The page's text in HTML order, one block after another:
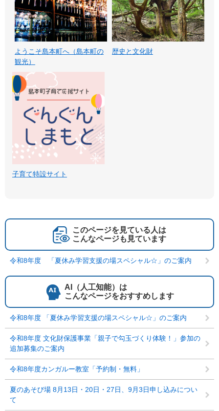
ようこそ島本町へ（島本町の
観光）
歴史と文化財
子育て特設サイト
このページを見ている人は
こんなページも見ています
令和8年度 「夏休み学習支援の場スペシャル☆」のご案内
AI（人工知能）は
こんなページをおすすめします
令和8年度 「夏休み学習支援の場スペシャル☆」のご案内
令和8年度 文化財保護事業「親子で勾玉づくり体験！」参加の
追加募集のご案内
令和8年度カンガルー教室「予約制・無料」
夏のあそび場 8月13日・20日・27日、9月3日申し込みについ
て